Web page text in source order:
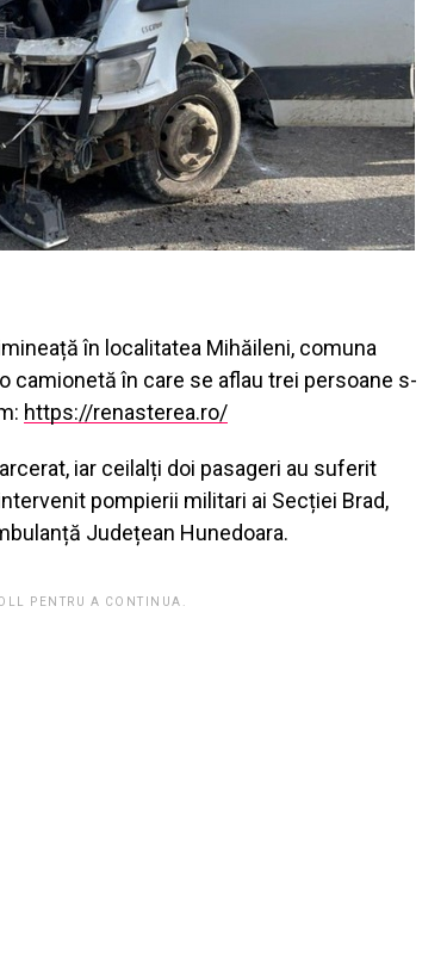
în localitatea Mihăileni, comuna
camionetă în care se aflau trei persoane s-
https://renasterea.ro/
iar ceilalți doi pasageri au suferit
pompierii militari ai Secției Brad,
Județean Hunedoara.
PENTRU A CONTINUA.